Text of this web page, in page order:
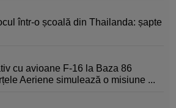
într-o școală din Thailanda: șapte
cu avioane F-16 la Baza 86
Aeriene simulează o misiune ...